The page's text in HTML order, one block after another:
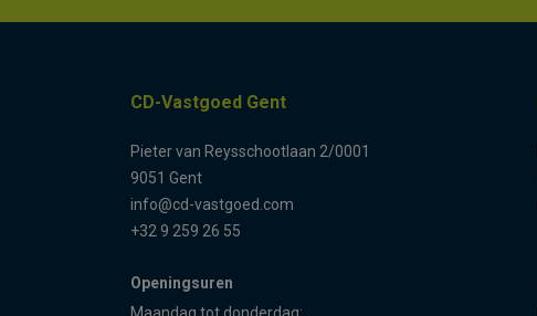
CD-Vastgoed Gent
Pieter van Reysschootlaan 2/0001
9051 Gent
info@cd-vastgoed.com
+32 9 259 26 55
Openingsuren